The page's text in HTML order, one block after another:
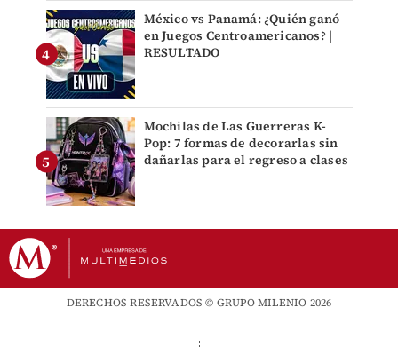
México vs Panamá: ¿Quién ganó
en Juegos Centroamericanos? |
RESULTADO
Mochilas de Las Guerreras K-
Pop: 7 formas de decorarlas sin
dañarlas para el regreso a clases
DERECHOS RESERVADOS © GRUPO MILENIO 2026